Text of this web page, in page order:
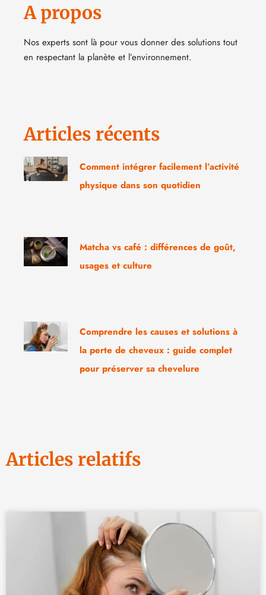
A propos
Nos experts sont là pour vous donner des solutions tout
en respectant la planète et l’environnement.
Articles récents
Comment intégrer facilement l’activité
physique dans son quotidien
Matcha vs café : différences de goût,
usages et culture
Comprendre les causes et solutions à
la perte de cheveux : guide complet
pour préserver sa chevelure
Articles relatifs